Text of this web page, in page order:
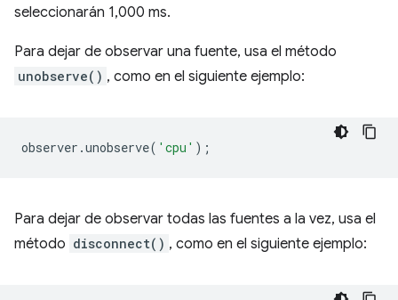
seleccionarán 1,000 ms.
Para dejar de observar una fuente, usa el método
unobserve() , como en el siguiente ejemplo:
observer .unobserve( 'cpu' );
Para dejar de observar todas las fuentes a la vez, usa el
método disconnect() , como en el siguiente ejemplo: